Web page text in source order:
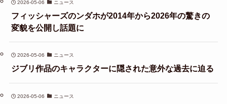
2026-05-06 ニュース
フィッシャーズのンダホが2014年から2026年の驚きの
変貌を公開し話題に
2026-05-06 ニュース
ジブリ作品のキャラクターに隠された意外な過去に迫る
2026-05-06 ニュース